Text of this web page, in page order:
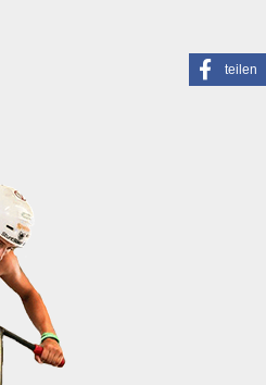
teilen